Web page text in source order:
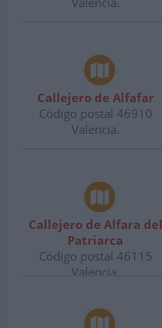
Callejero de Alfafar
Código postal 46910
Valencia.
Callejero de Alfara del
Patriarca
Código postal 46115
Valencia.